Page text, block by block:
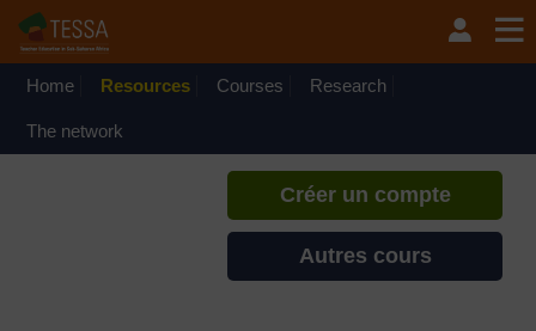
Home Resources Courses Research
The network
Si vous créez un compte, vous
pouvez établir un profil
Créer un compte
Autres cours